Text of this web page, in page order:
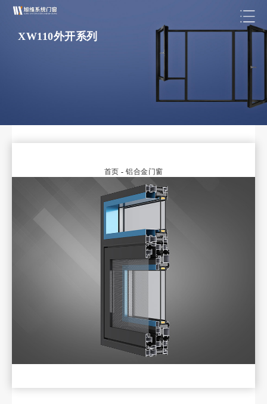
XW110外开系列
首页 - 铝合金门窗